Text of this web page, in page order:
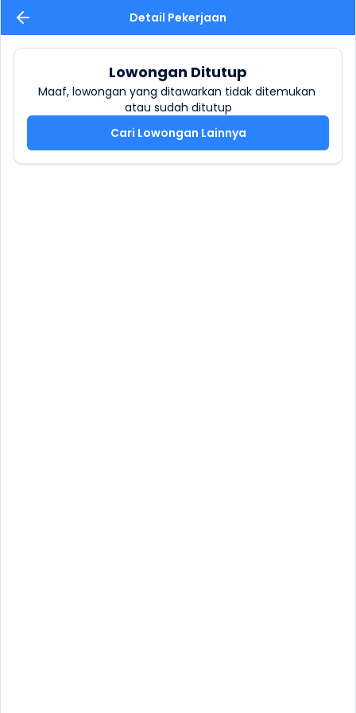
Detail Pekerjaan
Lowongan Ditutup
Maaf, lowongan yang ditawarkan tidak ditemukan
atau sudah ditutup
Cari Lowongan Lainnya